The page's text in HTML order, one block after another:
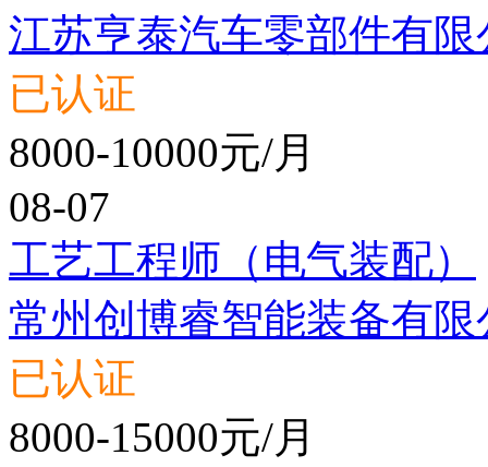
江苏亨泰汽车零部件有限
已认证
8000-10000元/月
08-07
工艺工程师（电气装配）
常州创博睿智能装备有限
已认证
8000-15000元/月